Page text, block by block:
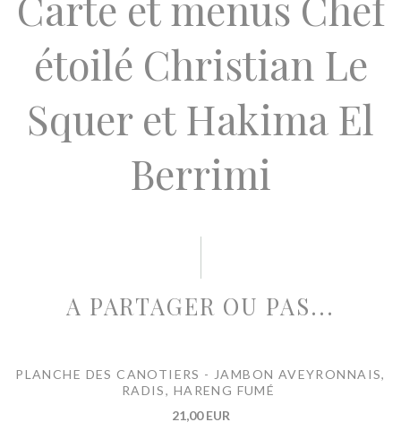
étoilé Christian Le
Squer et Hakima El
Berrimi
A PARTAGER OU PAS...
PLANCHE DES CANOTIERS - JAMBON AVEYRONNAIS,
RADIS, HARENG FUMÉ
21,00 EUR